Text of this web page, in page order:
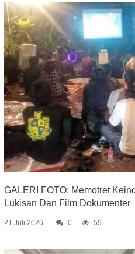
GALERI FOTO: Memotret
Lukisan Dan Film Dokumenter
21 Juli 2026 0 59